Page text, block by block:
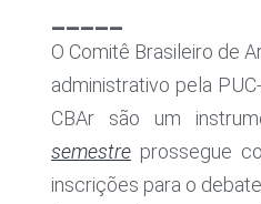
O Comitê Brasileiro de
administrativo pela
CBAr são um
semestre prossegue
inscrições para o